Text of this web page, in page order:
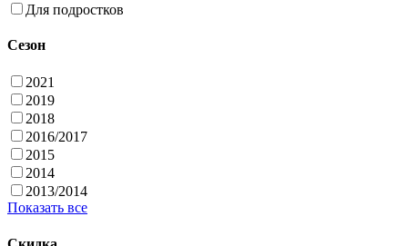
Для подростков
Сезон
2021
2019
2018
2016/2017
2015
2014
2013/2014
Показать все